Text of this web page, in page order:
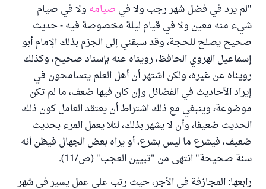
"لم يرد في فضل شهر رجب ولا في صيامه ولا في صيام
شيء منه معين ولا في قيام ليلة مخصوصة فيه - حديث
صحيح يصلح للحجة، وقد سبقني إلى الجزم بذلك الإمام أبو
إسماعيل الهروي الحافظ، رويناه عنه بإسناد صحيح، وكذلك
رويناه عن غيره، ولكن اشتهر أن أهل العلم يتسامحون في
إيراد الأحاديث في الفضائل وإن كان فيها ضعف، ما لم تكن
موضوعة، وينبغي مع ذلك اشتراط أن يعتقد العامل كون ذلك
الحديث ضعيفا، وأن لا يشهر بذلك، لئلا يعمل المرء بحديث
ضعيف، فيشرع ما ليس بشرع، أو يراه بعض الجهال فيظن أنه
سنة صحيحة" انتهى من "تبيين العجب" (ص/11).
رابعها: المجازفة في الأجر، حيث رتب على عمل يسير في شهر